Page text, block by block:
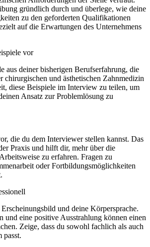
gründlich durch und überlege, wie deine
zu den geforderten Qualifikationen
auf die Erwartungen des Unternehmens
vor
aus deiner bisherigen Berufserfahrung, die
chirurgischen und ästhetischen Zahnmedizin
diese Beispiele im Interview zu teilen, um
Ansatz zur Problemlösung zu
die du dem Interviewer stellen kannst. Das
Praxis und hilft dir, mehr über die
zu erfahren. Fragen zu
oder Fortbildungsmöglichkeiten
und deine Körpersprache.
und eine positive Ausstrahlung können einen
Zeige, dass du sowohl fachlich als auch
passt.